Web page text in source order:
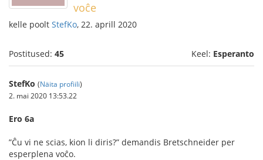
voĉe
kelle poolt StefKo, 22. aprill 2020
Postitused: 45 Keel: Esperanto
StefKo (Näita profiili)
2. mai 2020 13:53.22
Ero 6a
”Ĉu vi ne scias, kion li diris?” demandis Bretschneider per
esperplena voĉo.